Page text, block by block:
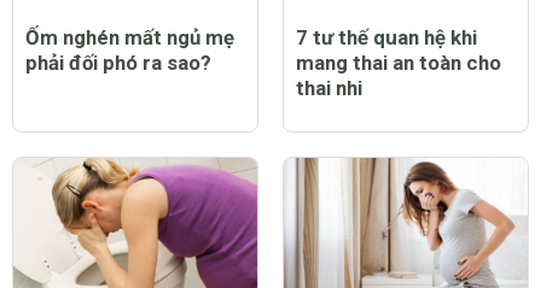
Ốm nghén mất ngủ mẹ
phải đối phó ra sao?
7 tư thế quan hệ khi
mang thai an toàn cho
thai nhi